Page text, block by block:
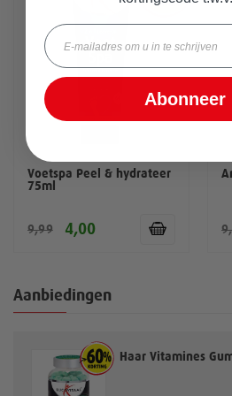
Voetspa Peel & hydrateer
75ml
4,00
9,99
Aanbiedingen
Haar Vitamines
Email
Abonneer